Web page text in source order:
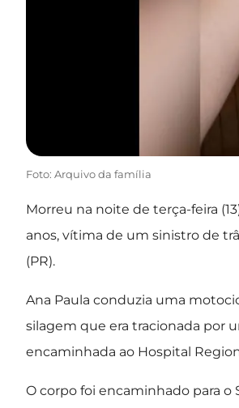
Foto: Arquivo da família
Morreu na noite de terça-feira
anos, vítima de um sinistro de
(PR).
Ana Paula conduzia uma
silagem que era tracionada por
encaminhada ao Hospital
O corpo foi encaminhado para o